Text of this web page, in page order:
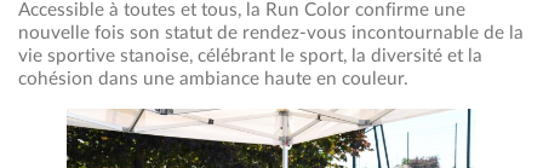
Accessible à toutes et tous, la Run Color confirme une
nouvelle fois son statut de rendez-vous incontournable de la
vie sportive stanoise, célébrant le sport, la diversité et la
cohésion dans une ambiance haute en couleur.